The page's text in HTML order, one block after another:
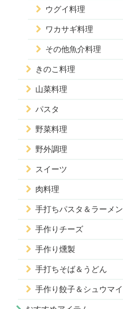
ウグイ料理
ワカサギ料理
その他魚介料理
きのこ料理
山菜料理
パスタ
野菜料理
野外調理
スイーツ
肉料理
手打ちパスタ＆ラーメン
手作りチーズ
手作り燻製
手打ちそば＆うどん
手作り餃子＆シュウマイ